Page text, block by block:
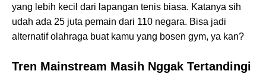
yang lebih kecil dari lapangan tenis biasa. Katanya sih
udah ada 25 juta pemain dari 110 negara. Bisa jadi
alternatif olahraga buat kamu yang bosen gym, ya kan?
Tren Mainstream Masih Nggak Tertandingi